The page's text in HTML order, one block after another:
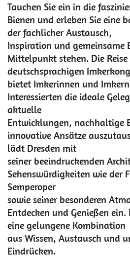
Tauchen Sie ein in die
Bienen und erleben Sie eine
der fachlicher Austausch,
Inspiration und gemeinsame
Mittelpunkt stehen. Die Reise
deutschsprachigen
bietet Imkerinnen und
Interessierten die ideale
aktuelle
Entwicklungen, nachhaltige
innovative Ansätze
lädt Dresden mit
seiner beeindruckenden
Sehenswürdigkeiten wie der
Semperoper
sowie seiner besonderen
Entdecken und Genießen ein.
eine gelungene Kombination
aus Wissen, Austausch und
Eindrücken.